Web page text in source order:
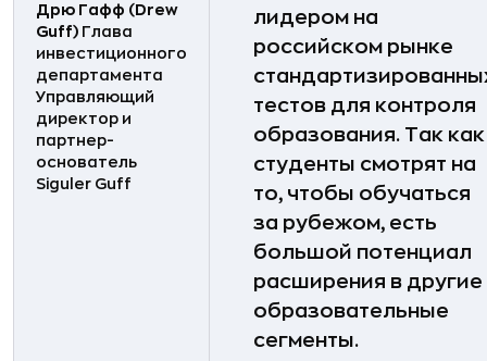
Дрю Гафф (Drew
Guff) Глава
инвестиционного
департамента
Управляющий
директор и
партнер-
основатель
Siguler Guff
лидером на
российском рынке
тестов для контроля
образования. Так как
студенты смотрят на
то, чтобы обучаться
за рубежом, есть
большой потенциал
расширения в другие
образовательные
сегменты.